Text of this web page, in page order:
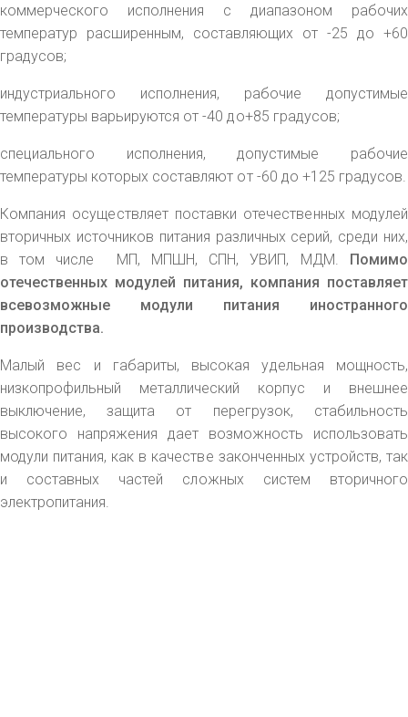
коммерческого исполнения с диапазоном рабочих
температур расширенным, составляющих от -25 до +60
градусов;
индустриального исполнения, рабочие допустимые
температуры варьируются от -40 до+85 градусов;
специального исполнения, допустимые рабочие
температуры которых составляют от -60 до +125 градусов.
Компания осуществляет поставки отечественных модулей
вторичных источников питания различных серий, среди них,
в том числе МП, МПШН, СПН, УВИП, МДМ. Помимо
отечественных модулей питания, компания поставляет
всевозможные модули питания иностранного
производства.
Малый вес и габариты, высокая удельная мощность,
низкопрофильный металлический корпус и внешнее
выключение, защита от перегрузок, стабильность
высокого напряжения дает возможность использовать
модули питания, как в качестве законченных устройств, так
и составных частей сложных систем вторичного
электропитания.